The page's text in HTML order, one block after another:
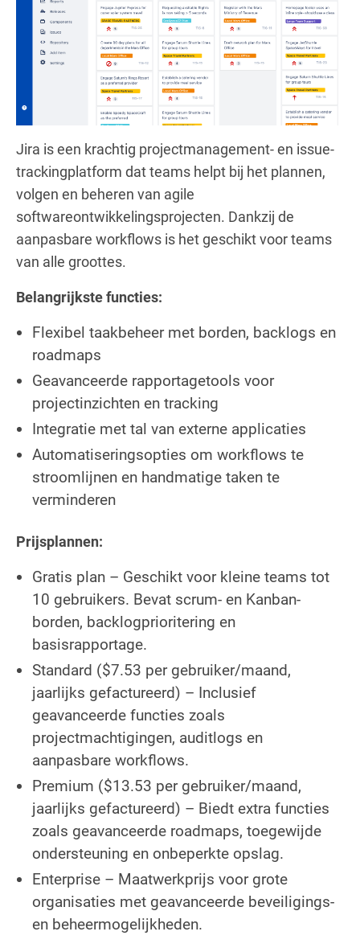
Jira is een krachtig projectmanagement- en issue-
trackingplatform dat teams helpt bij het plannen,
volgen en beheren van agile
softwareontwikkelingsprojecten. Dankzij de
aanpasbare workflows is het geschikt voor teams
van alle groottes.
Belangrijkste functies:
Flexibel taakbeheer met borden, backlogs en
roadmaps
Geavanceerde rapportagetools voor
projectinzichten en tracking
Integratie met tal van externe applicaties
Automatiseringsopties om workflows te
stroomlijnen en handmatige taken te
verminderen
Prijsplannen:
Gratis plan – Geschikt voor kleine teams tot
10 gebruikers. Bevat scrum- en Kanban-
borden, backlogprioritering en
basisrapportage.
Standard ($7.53 per gebruiker/maand,
jaarlijks gefactureerd) – Inclusief
geavanceerde functies zoals
projectmachtigingen, auditlogs en
aanpasbare workflows.
Premium ($13.53 per gebruiker/maand,
jaarlijks gefactureerd) – Biedt extra functies
zoals geavanceerde roadmaps, toegewijde
ondersteuning en onbeperkte opslag.
Enterprise – Maatwerkprijs voor grote
organisaties met geavanceerde beveiligings-
en beheermogelijkheden.